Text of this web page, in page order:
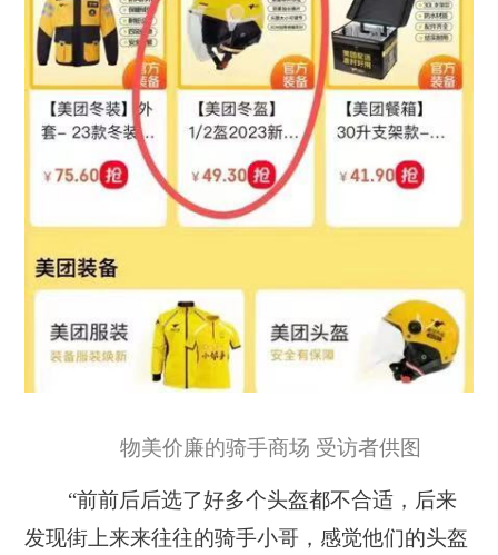
物美价廉的骑手商场 受访者供图
“前前后后选了好多个头盔都不合适，后来
发现街上来来往往的骑手小哥，感觉他们的头盔